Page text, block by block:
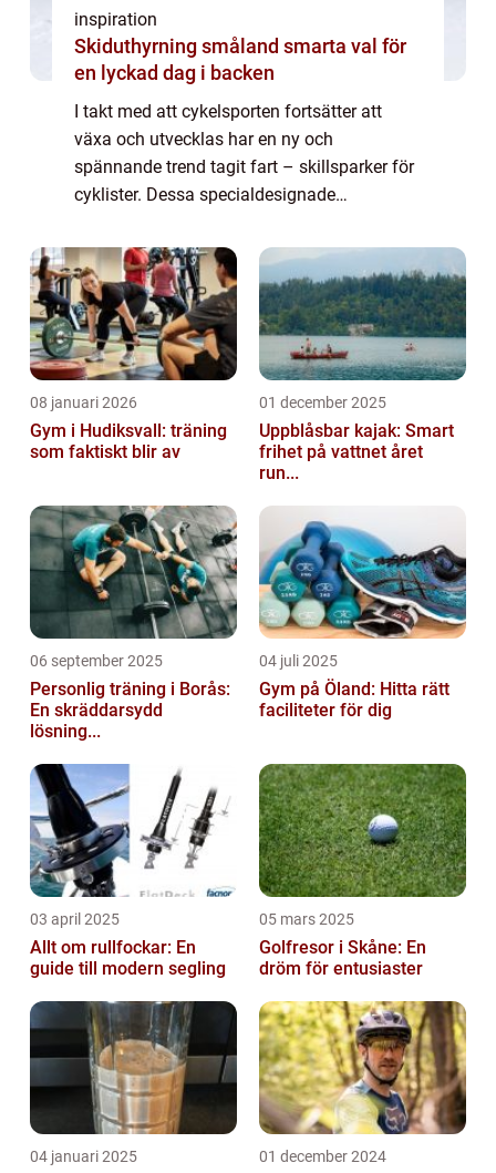
inspiration
Skiduthyrning småland smarta val för
en lyckad dag i backen
I takt med att cykelsporten fortsätter att
växa och utvecklas har en ny och
spännande trend tagit fart – skillsparker för
cyklister. Dessa specialdesignade
senaste &arin...
08 januari 2026
Gym i Hudiksvall: träning
som faktiskt blir av
01 december 2025
Uppblåsbar kajak: Smart
frihet på vattnet året
run...
06 september 2025
Personlig träning i Borås:
En skräddarsydd
lösning...
04 juli 2025
Gym på Öland: Hitta rätt
faciliteter för dig
03 april 2025
Allt om rullfockar: En
guide till modern segling
05 mars 2025
Golfresor i Skåne: En
dröm för entusiaster
04 januari 2025 01 december 2024